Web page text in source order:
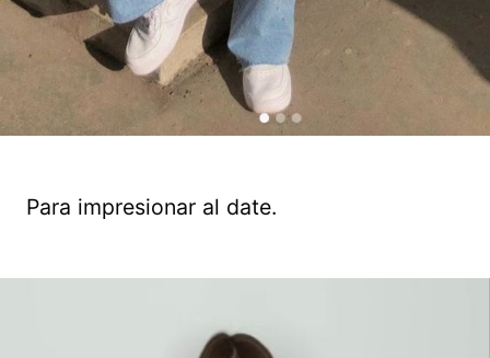
Para impresionar al date.